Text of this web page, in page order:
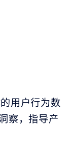
用户行为数
察，指导产